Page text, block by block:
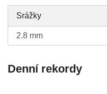
Srážky
2.8 mm
Denní rekordy